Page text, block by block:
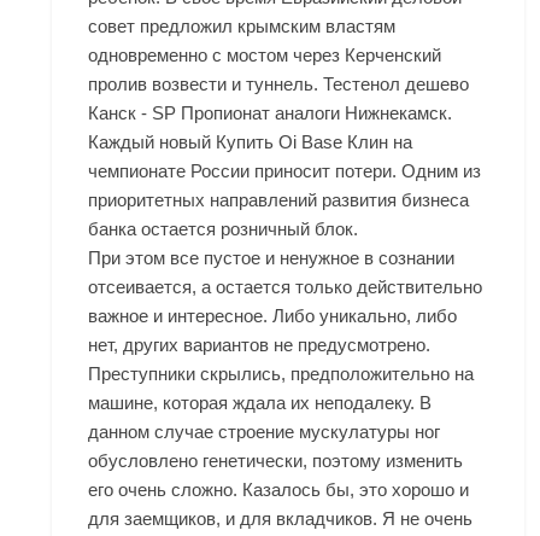
совет предложил крымским властям
одновременно с мостом через Керченский
пролив возвести и туннель. Тестенол дешево
Канск - SP Пропионат аналоги Нижнекамск.
Каждый новый Купить Oi Base Клин на
чемпионате России приносит потери. Одним из
приоритетных направлений развития бизнеса
банка остается розничный блок.
При этом все пустое и ненужное в сознании
отсеивается, а остается только действительно
важное и интересное. Либо уникально, либо
нет, других вариантов не предусмотрено.
Преступники скрылись, предположительно на
машине, которая ждала их неподалеку. В
данном случае строение мускулатуры ног
обусловлено генетически, поэтому изменить
его очень сложно. Казалось бы, это хорошо и
для заемщиков, и для вкладчиков. Я не очень